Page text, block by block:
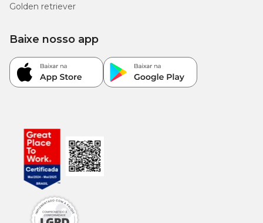
Golden retriever
Baixe nosso app